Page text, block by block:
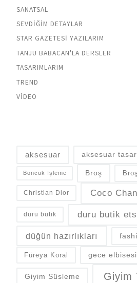
SANATSAL
SEVDIĞIM DETAYLAR
STAR GAZETESI YAZILARIM
TANJU BABACAN'LA DERSLER
TASARIMLARIM
TREND
VIDEO
aksesuar aksesuar
Boncuk İşleme Broş
Christian Dior Coco
duru butik duru butik
düğün hazırlıkları
Füreya Koral gece elbisesi
Giyim Süsleme Giyim